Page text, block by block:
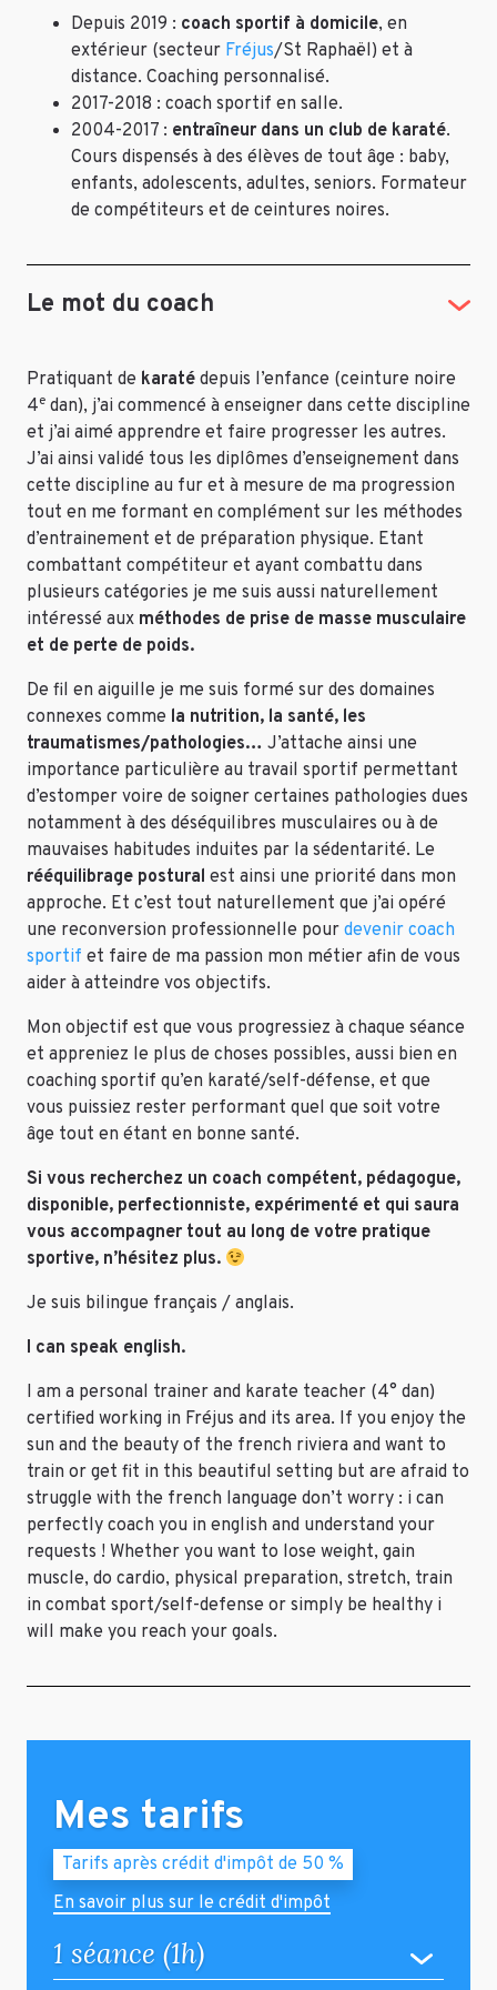
Depuis 2019 : coach sportif à domicile, en
extérieur (secteur Fréjus/St Raphaël) et à
distance. Coaching personnalisé.
2017-2018 : coach sportif en salle.
2004-2017 : entraîneur dans un club de karaté.
Cours dispensés à des élèves de tout âge : baby,
enfants, adolescents, adultes, seniors. Formateur
de compétiteurs et de ceintures noires.
Le mot du coach
Pratiquant de karaté depuis l’enfance (ceinture noire
4e dan), j’ai commencé à enseigner dans cette discipline
et j’ai aimé apprendre et faire progresser les autres.
J’ai ainsi validé tous les diplômes d’enseignement dans
cette discipline au fur et à mesure de ma progression
tout en me formant en complément sur les méthodes
d’entrainement et de préparation physique. Etant
combattant compétiteur et ayant combattu dans
plusieurs catégories je me suis aussi naturellement
intéressé aux méthodes de prise de masse musculaire
et de perte de poids.
De fil en aiguille je me suis formé sur des domaines
connexes comme la nutrition, la santé, les
traumatismes/pathologies… J’attache ainsi une
importance particulière au travail sportif permettant
d’estomper voire de soigner certaines pathologies dues
notamment à des déséquilibres musculaires ou à de
mauvaises habitudes induites par la sédentarité. Le
rééquilibrage postural est ainsi une priorité dans mon
approche. Et c’est tout naturellement que j’ai opéré
une reconversion professionnelle pour devenir coach
sportif et faire de ma passion mon métier afin de vous
aider à atteindre vos objectifs.
Mon objectif est que vous progressiez à chaque séance
et appreniez le plus de choses possibles, aussi bien en
coaching sportif qu’en karaté/self-défense, et que
vous puissiez rester performant quel que soit votre
âge tout en étant en bonne santé.
Si vous recherchez un coach compétent, pédagogue,
disponible, perfectionniste, expérimenté et qui saura
vous accompagner tout au long de votre pratique
sportive, n’hésitez plus.
Je suis bilingue français / anglais.
I can speak english.
I am a personal trainer and karate teacher (4° dan)
certified working in Fréjus and its area. If you enjoy the
sun and the beauty of the french riviera and want to
train or get fit in this beautiful setting but are afraid to
struggle with the french language don’t worry : i can
perfectly coach you in english and understand your
requests ! Whether you want to lose weight, gain
muscle, do cardio, physical preparation, stretch, train
in combat sport/self-defense or simply be healthy i
will make you reach your goals.
Mes tarifs
Tarifs après crédit d'impôt de 50 %
En savoir plus sur le crédit d'impôt
1 séance (1h)